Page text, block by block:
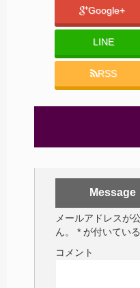
Google+
LINE
RSS
Message
メールアドレスが
ん。
* が付いてい
コメント